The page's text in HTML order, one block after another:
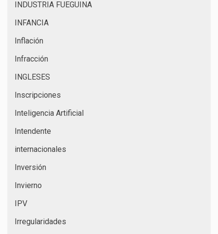
INDUSTRIA FUEGUINA
INFANCIA
Inflación
Infracción
INGLESES
Inscripciones
Inteligencia Artificial
Intendente
internacionales
Inversión
Invierno
IPV
Irregularidades